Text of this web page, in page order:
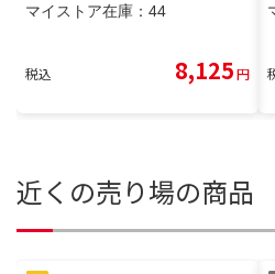
マイストア在庫： 44
税込 8,125円
近くの売り場の商品